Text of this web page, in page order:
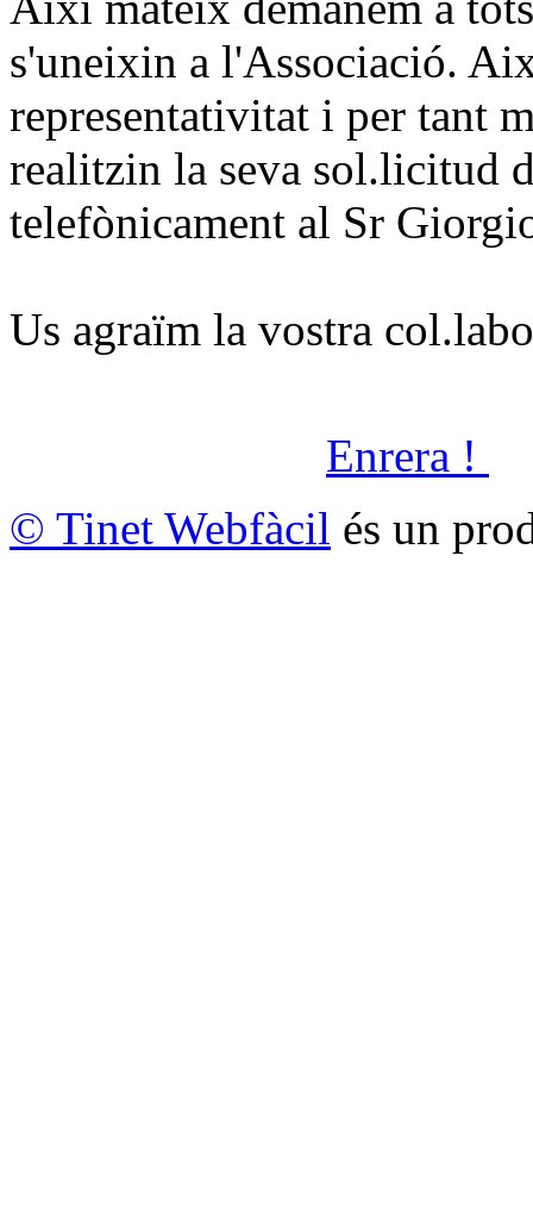
s'uneixin a l'Associació.
representativitat i per tant
realitzin la seva sol.licitud
telefònicament al Sr
Us agraïm la vostra
Enrera !
© Tinet Webfàcil és un